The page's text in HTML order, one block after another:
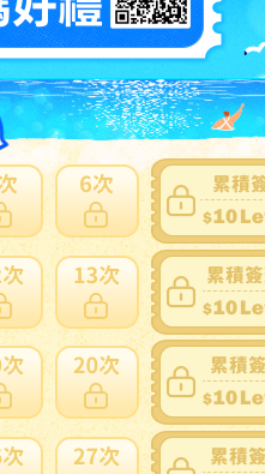
プレゼント シ お祝 テーブルラン
ライト キ